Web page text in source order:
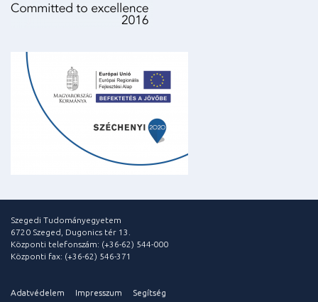
Szegedi Tudományegyetem
6720 Szeged, Dugonics tér 13.
Központi telefonszám: (+36-62) 544-000
Központi fax: (+36-62) 546-371
Adatvédelem Impresszum Segítség